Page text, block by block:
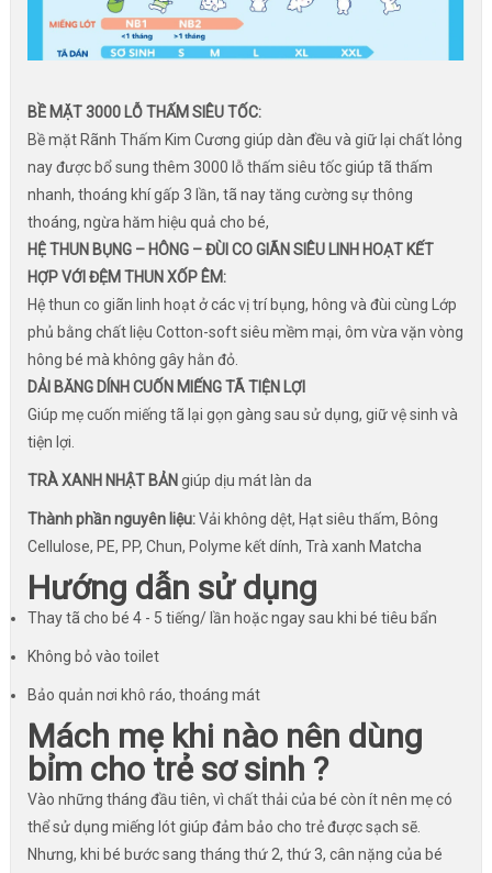
BỀ MẶT 3000 LỖ THẤM SIÊU TỐC:
Bề mặt Rãnh Thấm Kim Cương giúp dàn đều và giữ lại chất lỏng
nay được bổ sung thêm 3000 lỗ thấm siêu tốc giúp tã thấm
nhanh, thoáng khí gấp 3 lần, tã nay tăng cường sự thông
thoáng, ngừa hăm hiệu quả cho bé,
HỆ THUN BỤNG – HÔNG – ĐÙI CO GIÃN SIÊU LINH HOẠT KẾT
HỢP VỚI ĐỆM THUN XỐP ÊM:
Hệ thun co giãn linh hoạt ở các vị trí bụng, hông và đùi cùng Lớp
phủ bằng chất liệu Cotton-soft siêu mềm mại, ôm vừa vặn vòng
hông bé mà không gây hằn đỏ.
DẢI BĂNG DÍNH CUỐN MIẾNG TÃ TIỆN LỢI
Giúp mẹ cuốn miếng tã lại gọn gàng sau sử dụng, giữ vệ sinh và
tiện lợi.
TRÀ XANH NHẬT BẢN giúp dịu mát làn da
Thành phần nguyên liệu:Vải không dệt, Hạt siêu thấm, Bông
Cellulose, PE, PP, Chun, Polyme kết dính, Trà xanh Matcha
Hướng dẫn sử dụng
Thay tã cho bé 4 - 5 tiếng/ lần hoặc ngay sau khi bé tiêu bẩn
Không bỏ vào toilet
Bảo quản nơi khô ráo, thoáng mát
Mách mẹ khi nào nên dùng
bỉm cho trẻ sơ sinh ?
Vào những tháng đầu tiên, vì chất thải của bé còn ít nên mẹ có
thể sử dụng miếng lót giúp đảm bảo cho trẻ được sạch sẽ.
Nhưng, khi bé bước sang tháng thứ 2, thứ 3, cân nặng của bé